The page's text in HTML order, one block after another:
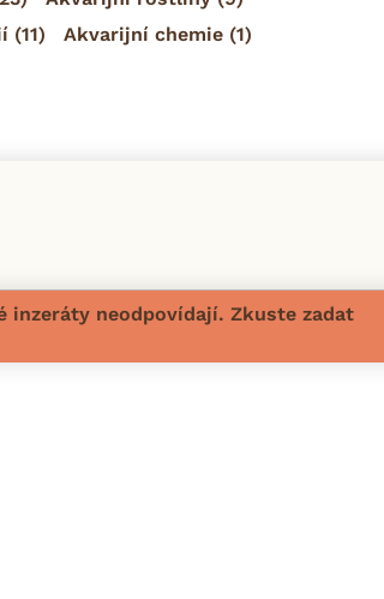
(11) Akvarijní chemie (1)
inzeráty neodpovídají. Zkuste zadat